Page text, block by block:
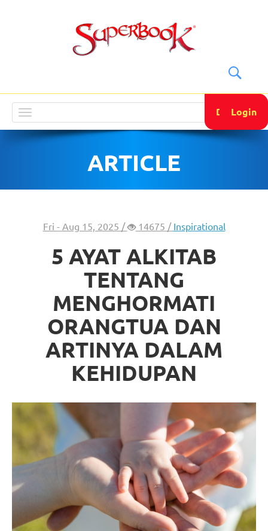
navigation
DONATE
Login
ARTICLE
Fri - Aug 15, 2025 / 14675 / Inspirational
5 AYAT ALKITAB
TENTANG
MENGHORMATI
ORANGTUA DAN
ARTINYA DALAM
KEHIDUPAN